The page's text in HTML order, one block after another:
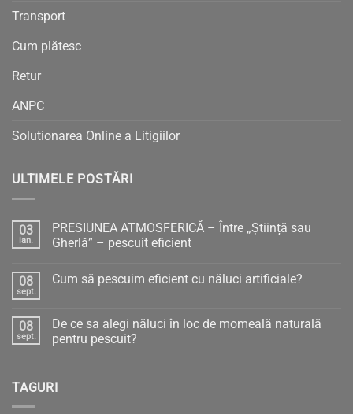
Transport
Cum plătesc
Retur
ANPC
Solutionarea Online a Litigiilor
ULTIMELE POSTĂRI
03
ian.
PRESIUNEA ATMOSFERICĂ – Între „Știință sau
Gherlă” – pescuit eficient
la
Între
„Știință
sau
eficient
08
sept.
Cum să pescuim eficient cu năluci artificiale?
Cum
să
pescuim
artificiale?
08
sept.
De ce sa alegi năluci în loc de momeală naturală
pentru pescuit?
De
ce
TAGURI